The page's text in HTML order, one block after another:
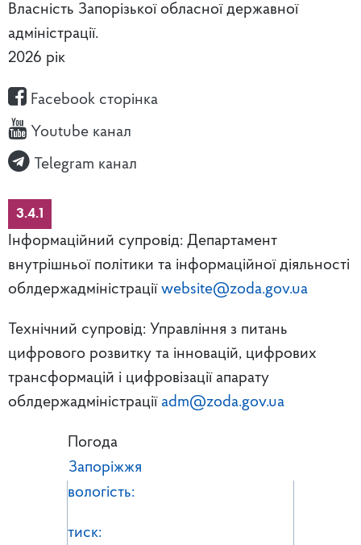
Власність Запорізької обласної державної
адміністрації.
2026 рік
Facebook сторінка
Youtube канал
Telegram канал
3.4.1
Інформаційний супровід: Департамент
внутрішньої політики та інформаційної діяльності
облдержадміністрації website@zoda.gov.ua
Технічний супровід: Управління з питань
цифрового розвитку та інновацій, цифрових
трансформацій і цифровізації апарату
облдержадміністрації adm@zoda.gov.ua
Погода
Запоріжжя
вологість:
тиск: